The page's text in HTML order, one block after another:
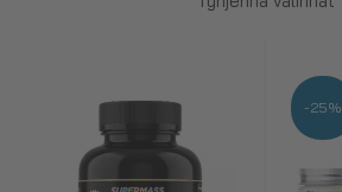
-25%